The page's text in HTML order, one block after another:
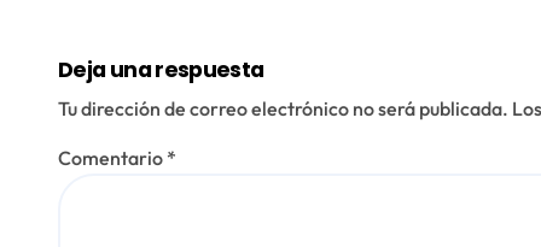
r
a
d
Deja una respuesta
Tu dirección de correo electrónico no será publicada.
Comentario *